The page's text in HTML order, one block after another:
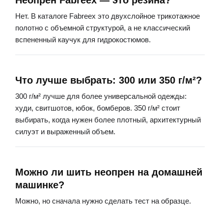
Нет. В каталоге Fabreex это двухслойное трикотажное
полотно с объемной структурой, а не классический
вспененный каучук для гидрокостюмов.
Что лучше выбрать: 300 или 350 г/м²?
300 г/м² лучше для более универсальной одежды:
худи, свитшотов, юбок, бомберов. 350 г/м² стоит
выбирать, когда нужен более плотный, архитектурный
силуэт и выраженный объем.
Можно ли шить неопрен на домашней
машинке?
Можно, но сначала нужно сделать тест на образце.